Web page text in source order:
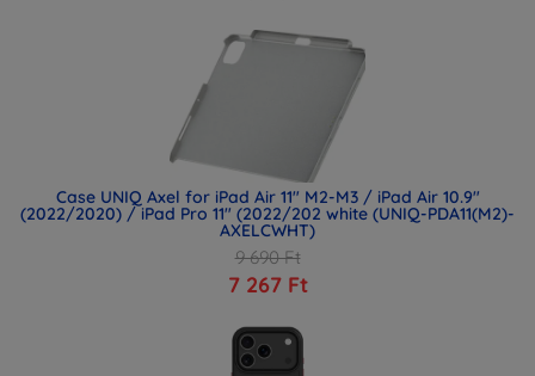
Case UNIQ Axel for iPad Air 11" M2-M3 / iPad Air 10.9"
(2022/2020) / iPad Pro 11" (2022/202 white (UNIQ-PDA11(M2)-
AXELCWHT)
9 690 Ft
7 267 Ft